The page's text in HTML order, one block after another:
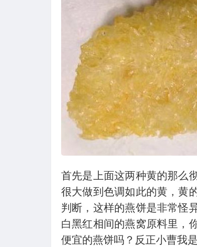
首先是上面这两种黄的那么
很大做到色调如此的黄，黄
判断，这样的燕饼是非常怪
白黑红相间的燕窝原料里，
便宜的燕饼吗？反正小曹我